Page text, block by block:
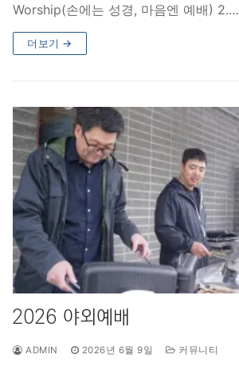
Worship(손에는 성경, 마음엔 예배) 2.…
더보기 →
2026 야외예배
ADMIN 2026년 6월 9일 커뮤니티